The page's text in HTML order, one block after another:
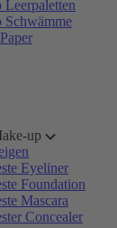
Leerpaletten
Schwämme
up
Eyeliner
Foundation
Mascara
Concealer